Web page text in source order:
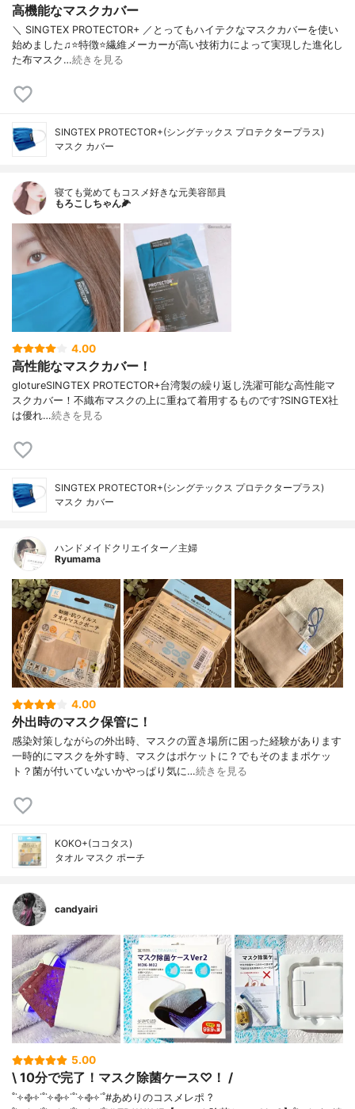
高機能なマスクカバー
＼ SINGTEX PROTECTOR+ ／とってもハイテクなマスクカバーを使い
始めました♫⭐️特徴⭐️繊維メーカーが高い技術力によって実現した進化し
た布マスク…続きを見る
SINGTEX PROTECTOR+(シングテックス プロテクタープラス)
マスク カバー
寝ても覚めてもコスメ好きな元美容部員
もろこしちゃん🌽
4.00
高性能なマスクカバー！
glotureSINGTEX PROTECTOR+台湾製の繰り返し洗濯可能な高性能マ
スクカバー！不織布マスクの上に重ねて着用するものです?SINGTEX社
は優れ…続きを見る
SINGTEX PROTECTOR+(シングテックス プロテクタープラス)
マスク カバー
ハンドメイドクリエイター／主婦
Ryumama
4.00
外出時のマスク保管に！
感染対策しながらの外出時、マスクの置き場所に困った経験があります
一時的にマスクを外す時、マスクはポケットに？でもそのままポケッ
ト？菌が付いていないかやっぱり気に…続きを見る
KOKO+(ココタス)
タオル マスク ポーチ
candyairi
5.00
\ 10分で完了！マスク除菌ケース♡！ /
˚˙༓࿇༓˙˚˙༓࿇༓˙˚˙༓࿇༓˙˚#あめりのコスメレポ ?